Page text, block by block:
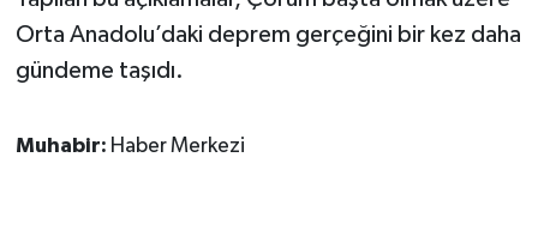
Orta Anadolu’daki deprem gerçeğini bir kez daha
gündeme taşıdı.
Muhabir: Haber Merkezi